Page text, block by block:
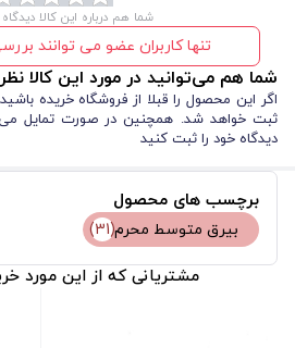
شما هم درباره این کالا
تنها کاربران عضو می توانند
شما هم می‌توانید در مورد این کالا
اگر این محصول را قبلا از فروشگاه خریده
ثبت خواهد شد. همچنین در صورت تمایل
دیدگاه خود را ثبت کنید
برچسب های محصول
بیرق متوسط محرم(31)
مشتریانی که از این مورد